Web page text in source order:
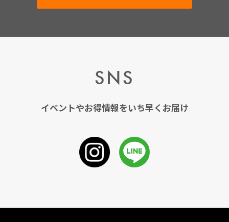
SNS
イベントやお得情報をいち早くお届け